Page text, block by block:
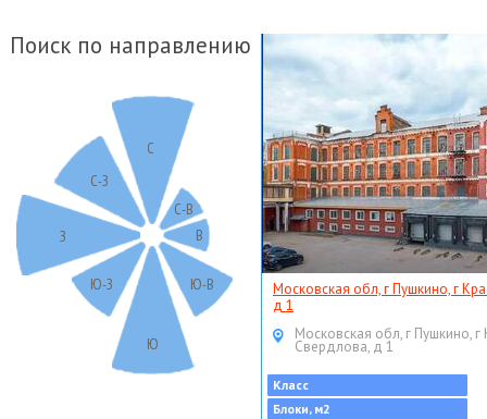
Поиск по направлению
С
С-В
В
Ю-В
Ю
Ю-З
З
С-З
Московская обл, г Пушкино, г
д 1
Московская обл, г Пушкино, г
Свердлова, д 1
Класс
Блоки, м2